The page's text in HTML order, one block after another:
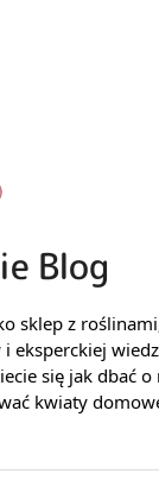
Blog
sklep z
i eksperckiej
się jak dbać o
kwiaty